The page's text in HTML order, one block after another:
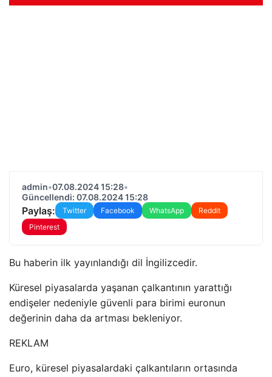
admin•07.08.2024 15:28•
Güncellendi: 07.08.2024 15:28
Paylaş: Twitter Facebook WhatsApp
Reddit
Pinterest
Bu haberin ilk yayınlandığı dil İngilizcedir.
Küresel piyasalarda yaşanan çalkantının yarattığı
endişeler nedeniyle güvenli para birimi euronun
değerinin daha da artması bekleniyor.
REKLAM
Euro, küresel piyasalardaki çalkantıların ortasında